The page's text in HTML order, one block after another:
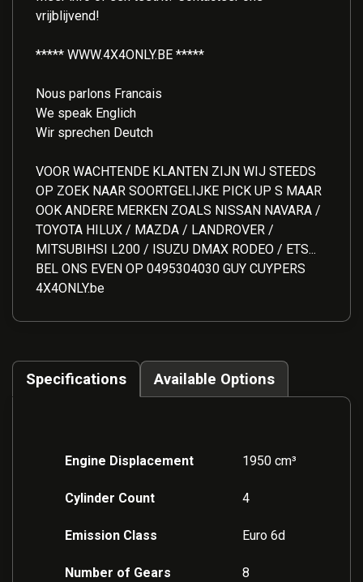
vrijblijvend!
***** WWW.4X4ONLY.BE *****
Nous parlons Francais
We speak Englich
Wir sprechen Deutch
VOOR WACHTENDE KLANTEN ZIJN WIJ STEEDS
OP ZOEK NAAR SOORTGELIJKE PICK UP S MAAR
OOK ANDERE MERKEN ZOALS NISSAN NAVARA /
TOYOTA HILUX / MAZDA / LANDROVER /
MITSUBIHSI L200 / ISUZU DMAX RODEO / ETS...
BEL ONS EVEN OP 0495304030 GUY CUYPERS
4X4ONLY.be
Specifications Available Options
Engine Displacement 1950 cm³
Cylinder Count 4
Emission Class Euro 6d
Number of Gears 8